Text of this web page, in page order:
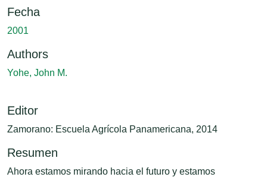
Fecha
2001
Authors
Yohe, John M.
Editor
Zamorano: Escuela Agrícola Panamericana, 2014
Resumen
Ahora estamos mirando hacia el futuro y estamos